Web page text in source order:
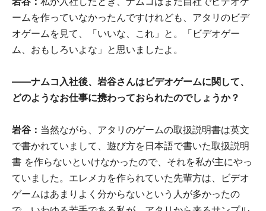
ームを作っていなかったんですけれども、アタリのビデ
オゲームを見て、「いいな、これ」と。「ビデオゲー
ム、おもしろいよな」と思いましたよ。
――ナムコ入社後、岩谷さんはビデオゲームに関して、
どのようなお仕事に携わっておられたのでしょうか？
岩谷： 当然ながら、アタリのゲームの取扱説明書は英文
で書かれていまして、遊び方を日本語で書いた取扱説明
書 を作らないといけなかったので、それを私が主にやっ
ていました。エレメカを作られていた先輩方は、ビデオ
ゲームはあまりよく分からないという人が多かったの